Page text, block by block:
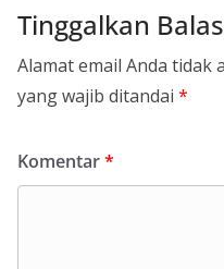
Tinggalkan
Alamat email Anda tidak
yang wajib ditandai *
Komentar*